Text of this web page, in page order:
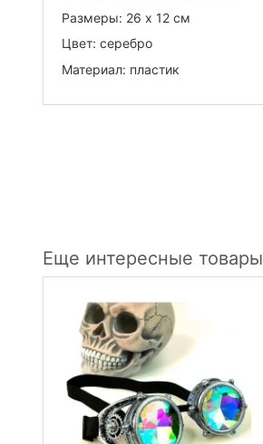
Размеры: 26 х 12 см
Цвет: серебро
Материал: пластик
Еще интересные товары